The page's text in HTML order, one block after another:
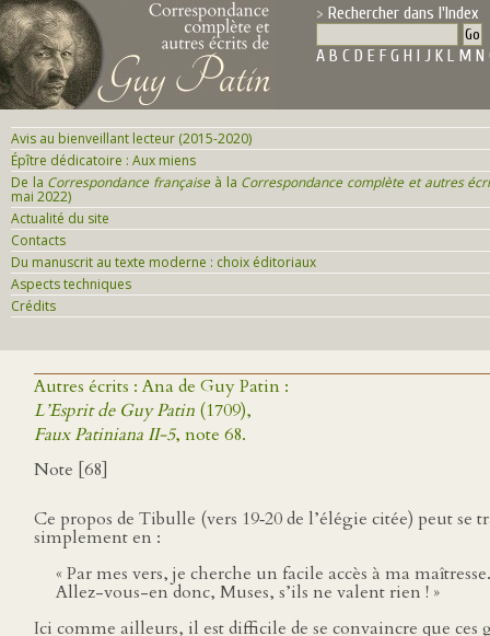
Rechercher dans l'Index
A B C D E F G H I J K L M N